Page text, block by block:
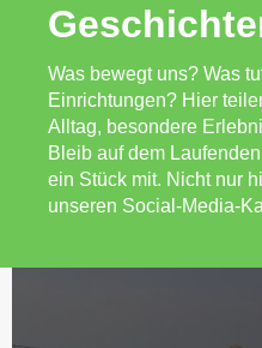
Was bewegt uns? Was
Einrichtungen? Hier
Alltag, besondere
Bleib auf dem
ein Stück mit. Nicht nur
unseren Social-Media-